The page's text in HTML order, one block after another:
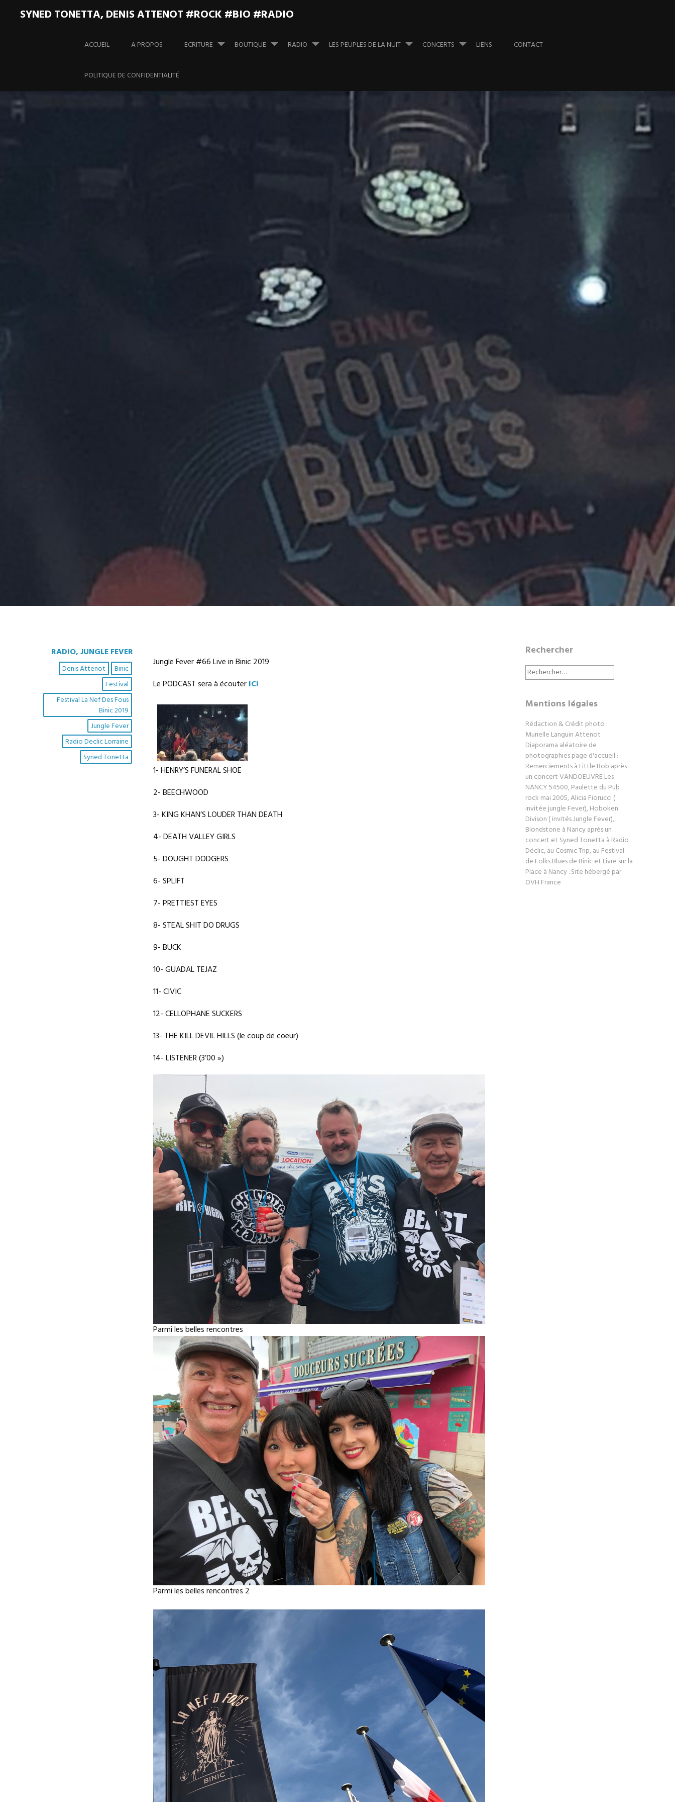
SYNED TONETTA, DENIS ATTENOT #ROCK #BIO #RADIO
au
ACCUEIL A PROPOS ECRITURE BOUTIQUE RADIO LES PEUPLES DE LA NUIT CONCERTS LIENS CONTACT
POLITIQUE DE CONFIDENTIALITÉ
Jungle Fever #66 live in Binic 2019
RADIO, JUNGLE FEVER
Binic
Denis Attenot
Festival
Festival La Nef Des Fous
Binic 2019
Jungle Fever
Radio Declic Lorraine
Syned Tonetta
Jungle Fever #66 Live in Binic 2019
Le PODCAST sera à écouterICI
1- HENRY’S FUNERAL SHOE
2- BEECHWOOD
3- KING KHAN’S LOUDER THAN DEATH
4- DEATH VALLEY GIRLS
5- DOUGHT DODGERS
6- SPLIFT
7- PRETTIEST EYES
8- STEAL SHIT DO DRUGS
9- BUCK
10- GUADAL TEJAZ
11- CIVIC
12- CELLOPHANE SUCKERS
13- THE KILL DEVIL HILLS (le coup de coeur)
14- LISTENER (3’00 »)
Parmi les belles rencontres
Parmi les belles rencontres 2
Rechercher
Rechercher :
Mentions légales
Rédaction & Crédit photo :
Murielle Languin Attenot
Diaporama aléatoire de
photographies page d'accueil :
Remerciements à Little Bob après
un concert VANDOEUVRE Les
NANCY 54500, Paulette du Pub
rock mai 2005, Alicia Fiorucci (
invitée jungle Fever), Hoboken
Divison ( invités Jungle Fever),
Blondstone à Nancy après un
concert et Syned Tonetta à Radio
Déclic, au Cosmic Trip, au Festival
de Folks Blues de Binic et Livre sur la
Place à Nancy . Site hébergé par
OVH France